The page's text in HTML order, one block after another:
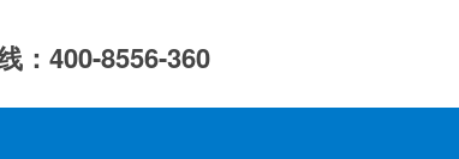
：400-8556-360